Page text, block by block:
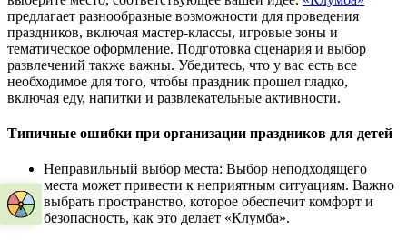
предлагает разнообразные возможности для проведения
праздников, включая мастер-классы, игровые зоны и
тематическое оформление. Подготовка сценария и выбор
развлечений также важны. Убедитесь, что у вас есть все
необходимое для того, чтобы праздник прошел гладко,
включая еду, напитки и развлекательные активности.
Типичные ошибки при организации праздников для детей
Неправильный выбор места: Выбор неподходящего
места может привести к неприятным ситуациям. Важно
выбрать пространство, которое обеспечит комфорт и
безопасность, как это делает «Клумба».